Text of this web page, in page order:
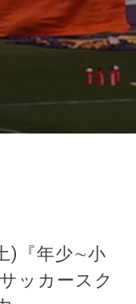
)『年少∼小
ッカースク